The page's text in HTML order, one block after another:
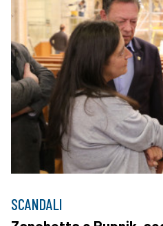
SCANDALI